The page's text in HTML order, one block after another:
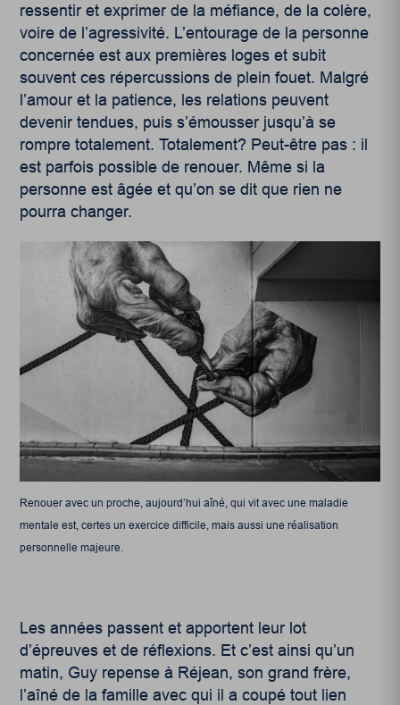
ressentir et exprimer de la méfiance, de la colère,
voire de l’agressivité. L’entourage de la personne
concernée est aux premières loges et subit
souvent ces répercussions de plein fouet. Malgré
l’amour et la patience, les relations peuvent
devenir tendues, puis s’émousser jusqu’à se
rompre totalement. Totalement? Peut-être pas : il
est parfois possible de renouer. Même si la
personne est âgée et qu’on se dit que rien ne
pourra changer.
Renouer avec un proche, aujourd’hui aîné, qui vit avec une maladie
mentale est, certes un exercice difficile, mais aussi une réalisation
personnelle majeure.
Les années passent et apportent leur lot
d’épreuves et de réflexions. Et c’est ainsi qu’un
matin, Guy repense à Réjean, son grand frère,
l’aîné de la famille avec qui il a coupé tout lien